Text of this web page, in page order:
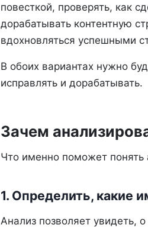
повесткой, проверять, как
дорабатывать контентную
вдохновляться успешными
В обоих вариантах нужно
исправлять и дорабатывать.
Зачем
Что именно поможет понять
1. Определить, какие
Анализ позволяет увидеть,